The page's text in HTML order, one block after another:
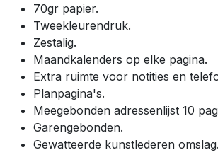
70gr papier.
Tweekleurendruk.
Zestalig.
Maandkalenders op elke pagina.
Extra ruimte voor notities en
Planpagina's.
Meegebonden adressenlijst 10
Garengebonden.
Gewatteerde kunstlederen omslag.